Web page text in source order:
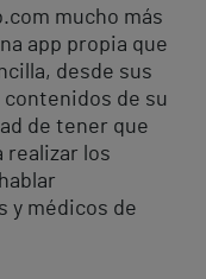
mucho más
app propia que
desde sus
de su
de tener que
realizar los
y médicos de